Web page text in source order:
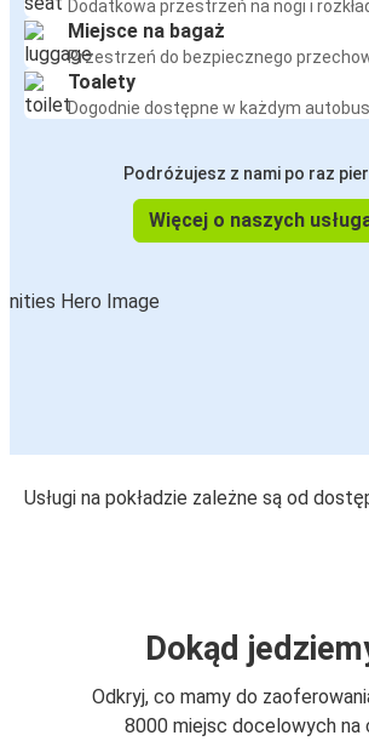
Dodatkowa przestrzeń na nogi i
Miejsce na bagaż
Przestrzeń do bezpiecznego
Toalety
Dogodnie dostępne w każdym
Podróżujesz z nami po raz
Więcej o naszych
Usługi na pokładzie zależne są od
Dokąd
Odkryj, co mamy do
8000 miejsc docelowych na